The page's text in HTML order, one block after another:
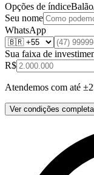
Opções de índice
Seu nome
WhatsApp
Sua faixa de
R$
Atendemos com até
Ver condições